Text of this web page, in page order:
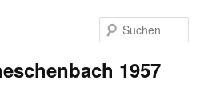
1957